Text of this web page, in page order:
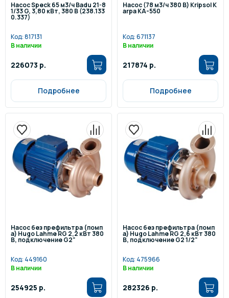
Насос Speck 65 м3/ч Badu 21-8
1/33 G, 3,80 кВт, 380 В (238.133
0.337)
Код:817131
В наличии
226073 р.
Подробнее
Насос (78 м3/ч 380 В) Kripsol K
arpa KA-550
Код:671137
В наличии
217874 р.
Подробнее
Насос без префильтра (помп
а) Hugo Lahme RG 2,2 кВт 380
В, подключение G2"
Код: 449160
В наличии
254925 р.
Насос без префильтра (помп
а) Hugo Lahme RG 2,6 кВт 380
В, подключение G2 1/2"
Код: 475966
В наличии
282326 р.